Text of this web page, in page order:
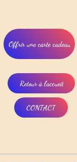
Offrir une carte cadeau
Retour à l'accueil
CONTACT